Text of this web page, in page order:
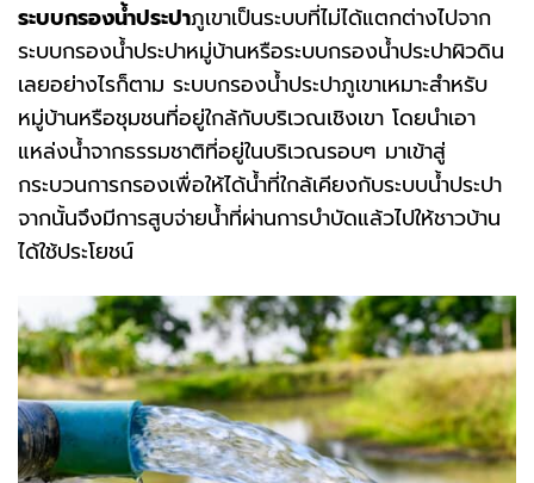
ระบบกรองน้ำประปาภูเขาเป็นระบบที่ไม่ได้แตกต่างไปจาก
ระบบกรองน้ำประปาหมู่บ้านหรือระบบกรองน้ำประปาผิวดิน
เลยอย่างไรก็ตาม ระบบกรองน้ำประปาภูเขาเหมาะสำหรับ
หมู่บ้านหรือชุมชนที่อยู่ใกล้กับบริเวณเชิงเขา โดยนำเอา
แหล่งน้ำจากธรรมชาติที่อยู่ในบริเวณรอบๆ มาเข้าสู่
กระบวนการกรองเพื่อให้ได้น้ำที่ใกล้เคียงกับระบบน้ำประปา
จากนั้นจึงมีการสูบจ่ายน้ำที่ผ่านการบำบัดแล้วไปให้ชาวบ้าน
ได้ใช้ประโยชน์